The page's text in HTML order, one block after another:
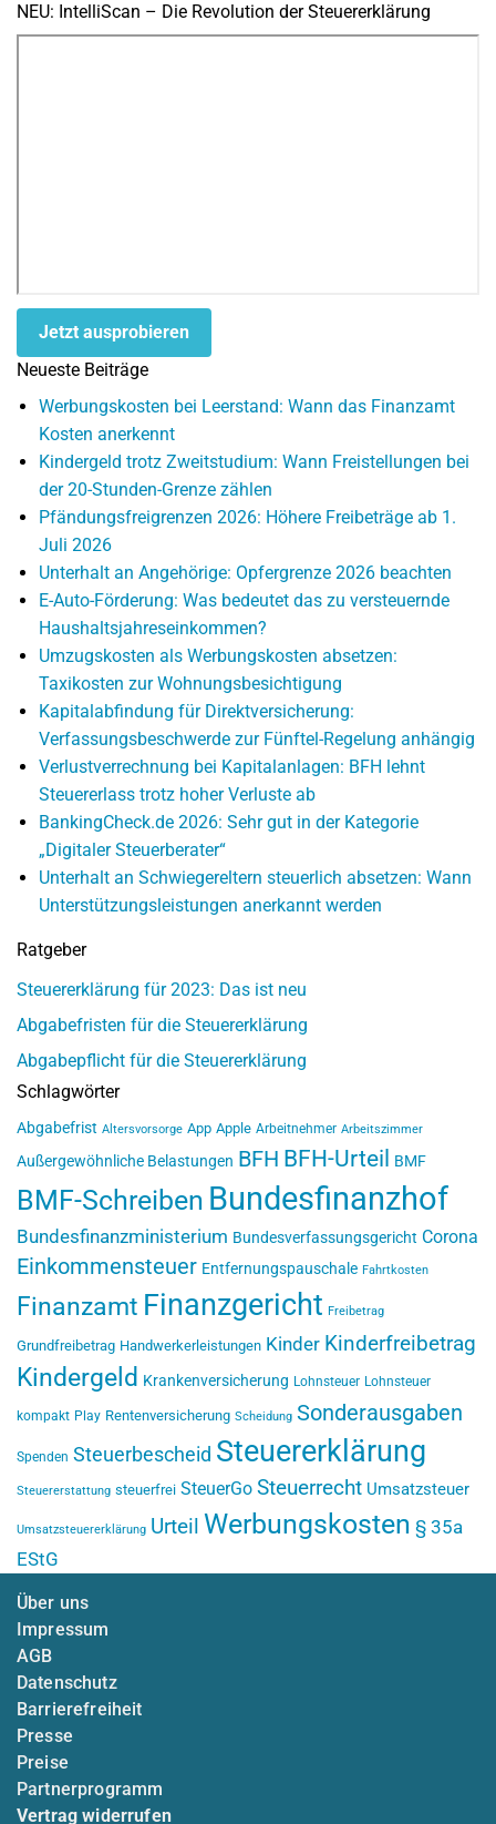
NEU: IntelliScan – Die Revolution der Steuererklärung
Jetzt ausprobieren
Neueste Beiträge
Werbungskosten bei Leerstand: Wann das Finanzamt
Kosten anerkennt
Kindergeld trotz Zweitstudium: Wann Freistellungen bei
der 20-Stunden-Grenze zählen
Pfändungsfreigrenzen 2026: Höhere Freibeträge ab 1.
Juli 2026
Unterhalt an Angehörige: Opfergrenze 2026 beachten
E-Auto-Förderung: Was bedeutet das zu versteuernde
Haushaltsjahreseinkommen?
Umzugskosten als Werbungskosten absetzen:
Taxikosten zur Wohnungsbesichtigung
Kapitalabfindung für Direktversicherung:
Verfassungsbeschwerde zur Fünftel-Regelung anhängig
Verlustverrechnung bei Kapitalanlagen: BFH lehnt
Steuererlass trotz hoher Verluste ab
BankingCheck.de 2026: Sehr gut in der Kategorie
„Digitaler Steuerberater“
Unterhalt an Schwiegereltern steuerlich absetzen: Wann
Unterstützungsleistungen anerkannt werden
Ratgeber
Steuererklärung für 2023: Das ist neu
Abgabefristen für die Steuererklärung
Abgabepflicht für die Steuererklärung
Schlagwörter
Abgabefrist Altersvorsorge App Apple Arbeitnehmer Arbeitszimmer
Außergewöhnliche Belastungen BFH BFH-Urteil BMF
BMF-Schreiben Bundesfinanzhof
Bundesfinanzministerium Bundesverfassungsgericht Corona
Einkommensteuer Entfernungspauschale Fahrtkosten
Finanzamt Finanzgericht Freibetrag
Grundfreibetrag Handwerkerleistungen Kinder Kinderfreibetrag
Kindergeld Krankenversicherung Lohnsteuer Lohnsteuer
kompakt Play Rentenversicherung Scheidung Sonderausgaben
Spenden Steuerbescheid Steuererklärung
Steuererstattung steuerfrei SteuerGo Steuerrecht Umsatzsteuer
Umsatzsteuererklärung Urteil Werbungskosten § 35a
EStG
Über uns
Impressum
AGB
Datenschutz
Barrierefreiheit
Presse
Preise
Partnerprogramm
Vertrag widerrufen